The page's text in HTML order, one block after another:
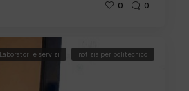
0 0
e servizi notizia per politecnico